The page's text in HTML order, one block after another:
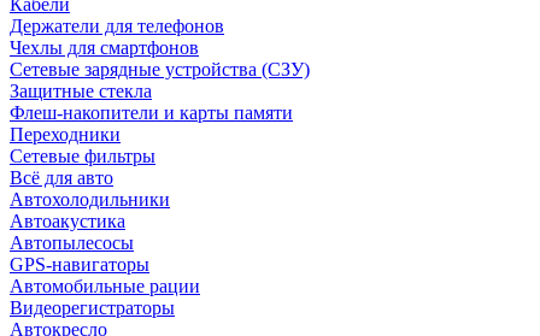
Кабели
Держатели для телефонов
Чехлы для смартфонов
Сетевые зарядные устройства (СЗУ)
Защитные стекла
Флеш-накопители и карты памяти
Переходники
Сетевые фильтры
Всё для авто
Автохолодильники
Автоакустика
Автопылесосы
GPS-навигаторы
Автомобильные рации
Видеорегистраторы
Автокресло